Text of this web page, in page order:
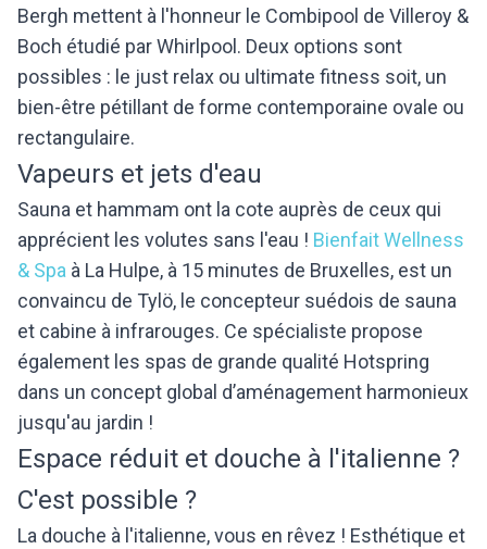
Bergh mettent à l'honneur le Combipool de Villeroy &
Boch étudié par Whirlpool. Deux options sont
possibles : le just relax ou ultimate fitness soit, un
bien-être pétillant de forme contemporaine ovale ou
rectangulaire.
Vapeurs et jets d'eau
Sauna et hammam ont la cote auprès de ceux qui
apprécient les volutes sans l'eau ! Bienfait Wellness
& Spa à La Hulpe, à 15 minutes de Bruxelles, est un
convaincu de Tylö, le concepteur suédois de sauna
et cabine à infrarouges. Ce spécialiste propose
également les spas de grande qualité Hotspring
dans un concept global d’aménagement harmonieux
jusqu'au jardin !
Espace réduit et douche à l'italienne ?
C'est possible ?
La douche à l'italienne, vous en rêvez ! Esthétique et